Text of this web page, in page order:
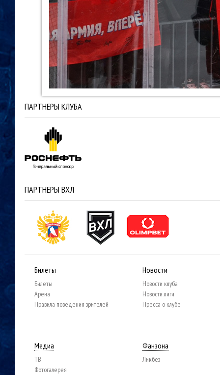
ПАРТНЕРЫ КЛУБА
ПАРТНЕРЫ ВХЛ
Билеты
Билеты
Арена
Правила поведения зрителей
Новости
Новости клуба
Новости лиги
Пресса о клубе
Медиа
ТВ
Фотогалерея
Фанзона
Ликбез